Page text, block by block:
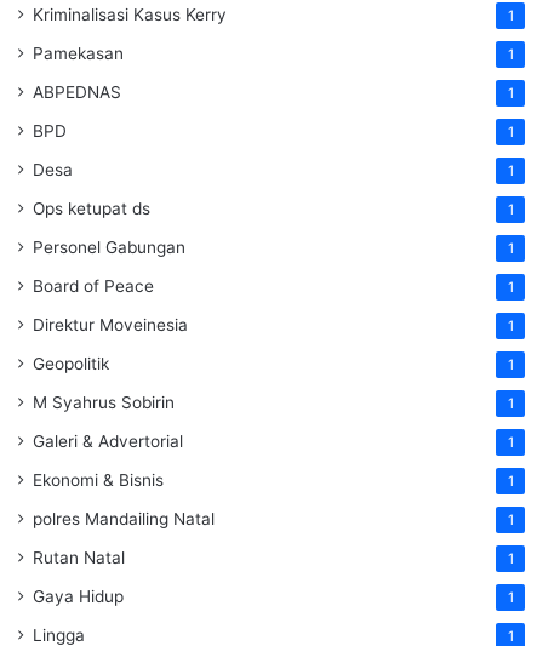
Kriminalisasi Kasus Kerry 1
Pamekasan 1
ABPEDNAS 1
BPD 1
Desa 1
Ops ketupat ds 1
Personel Gabungan 1
Board of Peace 1
Direktur Moveinesia 1
Geopolitik 1
M Syahrus Sobirin 1
Galeri & Advertorial 1
Ekonomi & Bisnis 1
polres Mandailing Natal 1
Rutan Natal 1
Gaya Hidup 1
Lingga 1